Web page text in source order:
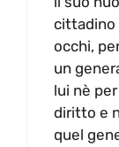
cittadino
occhi,
un
lui nè
diritto e
quel